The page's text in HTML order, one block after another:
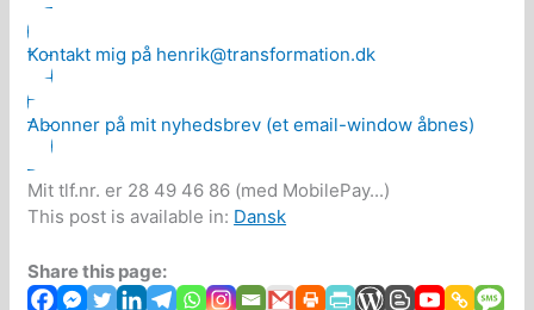
Kontakt mig på henrik@transformation.dk
Abonner på mit nyhedsbrev (et email-window åbnes)
Mit tlf.nr. er 28 49 46 86 (med MobilePay...)
This post is available in: Dansk
Share this page: